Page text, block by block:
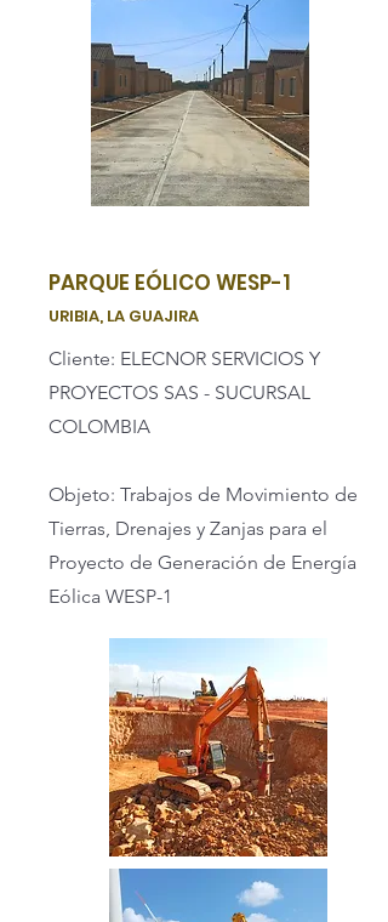
PARQUE EÓLICO WESP-1
URIBIA, LA GUAJIRA
Cliente: ELECNOR SERVICIOS Y
PROYECTOS SAS - SUCURSAL
COLOMBIA
Objeto: Trabajos de Movimiento de
Tierras, Drenajes y Zanjas para el
Proyecto de Generación de Energía
Eólica WESP-1